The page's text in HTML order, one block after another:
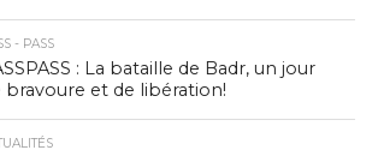
- PASS
: La bataille de Badr, un jour
bravoure et de libération!